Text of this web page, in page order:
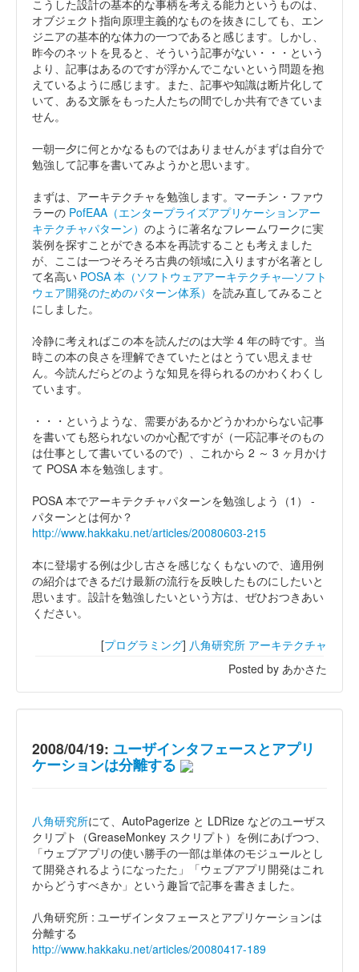
こうした設計の基本的な事柄を考える能力というものは、
オブジェクト指向原理主義的なものを抜きにしても、エン
ジニアの基本的な体力の一つであると感じます。しかし、
昨今のネットを見ると、そういう記事がない・・・という
より、記事はあるのですが浮かんでこないという問題を抱
えているように感じます。また、記事や知識は断片化して
いて、ある文脈をもった人たちの間でしか共有できていま
せん。
一朝一夕に何とかなるものではありませんがまずは自分で
勉強して記事を書いてみようかと思います。
まずは、アーキテクチャを勉強します。マーチン・ファウ
ラーの PofEAA（エンタープライズアプリケーションアー
キテクチャパターン） のように著名なフレームワークに実
装例を探すことができる本を再読することも考えました
が、ここは一つそろそろ古典の領域に入りますが名著とし
て名高い POSA 本（ソフトウェアアーキテクチャ―ソフト
ウェア開発のためのパターン体系） を読み直してみること
にしました。
冷静に考えればこの本を読んだのは大学 4 年の時です。当
時この本の良さを理解できていたとはとうてい思えませ
ん。今読んだらどのような知見を得られるのかわくわくし
ています。
・・・というような、需要があるかどうかわからない記事
を書いても怒られないのか心配ですが（一応記事そのもの
は仕事として書いているので）、これから 2 ～ 3 ヶ月かけ
て POSA 本を勉強します。
POSA 本でアーキテクチャパターンを勉強しよう（1） -
パターンとは何か？
http://www.hakkaku.net/articles/20080603-215
本に登場する例は少し古さを感じなくもないので、適用例
の紹介はできるだけ最新の流行を反映したものにしたいと
思います。設計を勉強したいという方は、ぜひおつきあい
ください。
[プログラミング] 八角研究所 アーキテクチャ
Posted by あかさた
2008/04/19: ユーザインタフェースとアプリ
ケーションは分離する
八角研究所にて、AutoPagerize と LDRize などのユーザス
クリプト（GreaseMonkey スクリプト）を例にあげつつ、
「ウェブアプリの使い勝手の一部は単体のモジュールとし
て開発されるようになったた」「ウェブアプリ開発はこれ
からどうすべきか」という趣旨で記事を書きました。
八角研究所 : ユーザインタフェースとアプリケーションは
分離する
http://www.hakkaku.net/articles/20080417-189